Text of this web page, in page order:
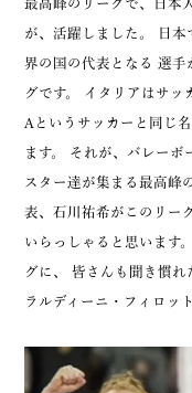
最高峰のリーグで、日本
が、活躍しました。 日
界の国の代表となる 選手
グです。 イタリアはサッ
Aというサッカーと同じ
ます。 それが、バレーボ
スター達が集まる最高峰
表、石川祐希がこのリー
いらっしゃると思います
グに、 皆さんも聞き慣れ
ラルディーニ・フィロッ